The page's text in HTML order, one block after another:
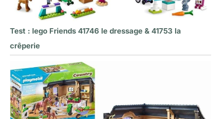
Test : lego Friends 41746 le dressage & 41753 la
crêperie